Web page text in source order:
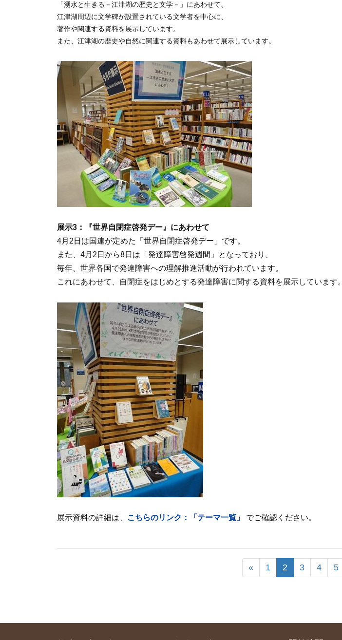
「湧水と生きる －江津湖の歴史と文学－ 」にあわせて、
江津湖周辺に文学碑が設置されている文学者を中心に、
著作や関連する資料を展示しています。
また、江津湖の歴史や自然に関連する資料もあわせて展示しています。
展示3：『世界自閉症啓発デー』にあわせて
4月2日は国連が定めた「世界自閉症啓発デー」です。
また、4月2日から8日は「発達障害啓発週間」となっており、
毎年、世界各国で発達障害への理解推進活動が行われています。
これにあわせて、自閉症をはじめとする発達障害に関する資料を展示しています。
展示資料の詳細は、 こちらのリンク：「テーマ一覧」 でご確認ください。
« 1 2 3 4 5